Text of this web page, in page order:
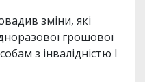
зміни, які
грошової
з інвалідністю І